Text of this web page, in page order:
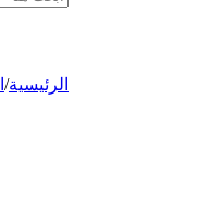
الرئيسية/